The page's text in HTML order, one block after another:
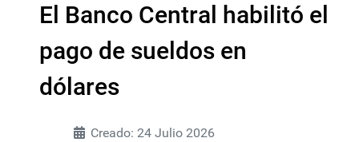
El Banco Central habilitó el
pago de sueldos en
dólares
Creado: 24 Julio 2026